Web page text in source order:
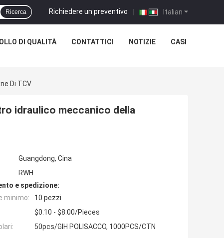
Italian
Richiedere un preventivo |
Ricerca
DI QUALITÀ CONTATTICI NOTIZIE CASI
Di TCV
idraulico meccanico della
Guangdong, Cina
RWH
e spedizione:
minimo:
10 pezzi
$0.10 - $8.00/Pieces
50pcs/GIH POLISACCO, 1000PCS/CTN